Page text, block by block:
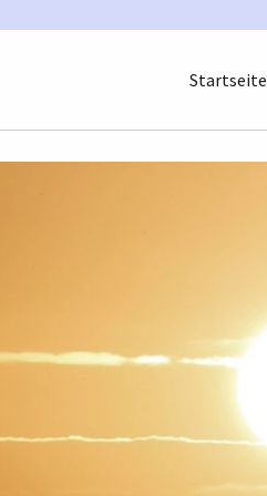
Startseite